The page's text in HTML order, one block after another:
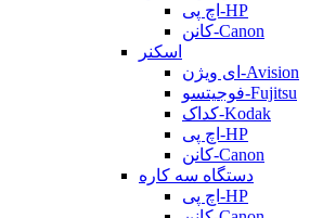
اچ پی-HP
کانن-Canon
اسکنر
ای ویژن-Avision
فوجیتسو-Fujitsu
کداک-Kodak
اچ پی-HP
کانن-Canon
دستگاه سه کاره
اچ پی-HP